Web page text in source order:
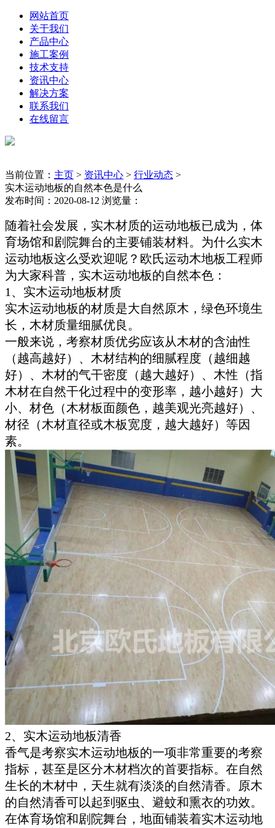
网站首页
关于我们
产品中心
施工案例
技术支持
资讯中心
解决方案
联系我们
在线留言
当前位置： 主页 > 资讯中心 > 行业动态 >
实木运动地板的自然本色是什么
发布时间：2020-08-12 浏览量：
随着社会发展，实木材质的运动地板已成为，体
育场馆和剧院舞台的主要铺装材料。为什么实木
运动地板这么受欢迎呢？欧氏运动木地板工程师
为大家科普，实木运动地板的自然本色：
1、实木运动地板材质
实木运动地板的材质是大自然原木，绿色环境生
长，木材质量细腻优良。
一般来说，考察材质优劣应该从木材的含油性
（越高越好）、木材结构的细腻程度（越细越
好）、木材的气干密度（越大越好）、木性（指
木材在自然干化过程中的变形率，越小越好）大
小、材色（木材板面颜色，越美观光亮越好）、
材径（木材直径或木板宽度，越大越好）等因
素。
2、实木运动地板清香
香气是考察实木运动地板的一项非常重要的考察
指标，甚至是区分木材档次的首要指标。在自然
生长的木材中，天生就有淡淡的自然清香。原木
的自然清香可以起到驱虫、避蚊和熏衣的功效。
在体育场馆和剧院舞台，地面铺装着实木运动地